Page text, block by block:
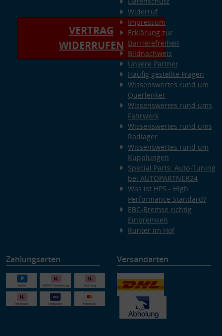
VERTRAG
WIDERRUFEN
Widerruf
Impressum
Erklärung zur
Barrierefreiheit
Bildnachweis
Unsere Partner
Häufig gestellte Fragen
Wissenswertes rund um
Querlenker
Wissenswertes rund ums
Fahrwerk
Wissenswertes rund ums
Radlager
Wissenswertes rund um
Kupplungen
Special Parts: Auto-Tuning
bei AUTOPARTNER24
Was ist HPS - High
Performance Standard?
EBC-Bremse richtig
Einbremsen
Runter im Hof
Zahlungsarten Versandarten